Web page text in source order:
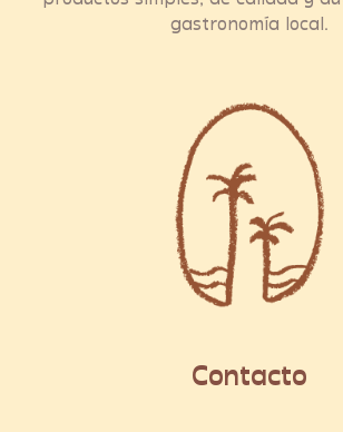
gastronomía local.
Contacto